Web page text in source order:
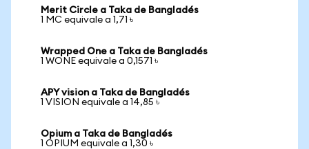
Merit Circle a Taka de Bangladés
1 MC equivale a 1,71 ৳
Wrapped One a Taka de Bangladés
1 WONE equivale a 0,1571 ৳
APY vision a Taka de Bangladés
1 VISION equivale a 14,85 ৳
Opium a Taka de Bangladés
1 OPIUM equivale a 1,30 ৳